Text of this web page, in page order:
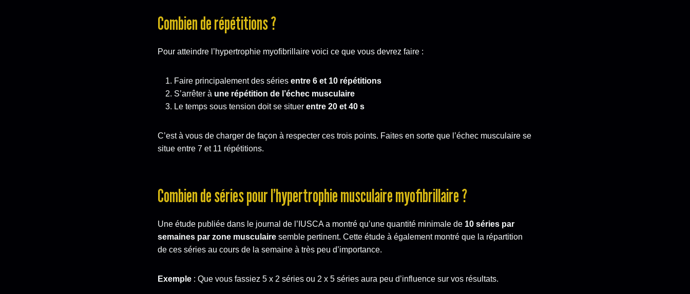
Combien de répétitions ?
Pour atteindre l’hypertrophie myofibrillaire voici ce que vous devrez faire :
Faire principalement des séries entre 6 et 10 répétitions
S’arrêter à une répétition de l’échec musculaire
Le temps sous tension doit se situer entre 20 et 40 s
C’est à vous de charger de façon à respecter ces trois points. Faites en sorte que l’échec musculaire se
situe entre 7 et 11 répétitions.
Combien de séries pour l’hypertrophie musculaire myofibrillaire ?
Une étude publiée dans le journal de l’IUSCA a montré qu’une quantité minimale de 10 séries par
semaines par zone musculaire semble pertinent. Cette étude à également montré que la répartition
de ces séries au cours de la semaine à très peu d’importance.
Exemple : Que vous fassiez 5 x 2 séries ou 2 x 5 séries aura peu d’influence sur vos résultats.